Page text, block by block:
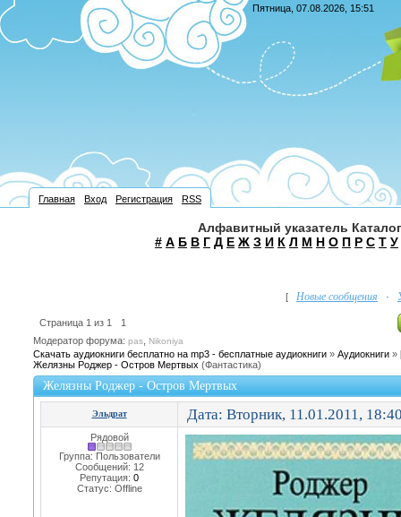
Пятница, 07.08.2026, 15:51
Главная Вход Регистрация RSS
Алфавитный указатель
# А Б В Г Д Е Ж З И К Л М Н О П Р С Т У
[ Новые сообщения ·
Страница 1 из 1
1
Модератор форума: pas Nikoniya
Скачать аудиокниги бесплатно на mp3 - бесплатные аудиокниги » Аудиокниги »
Желязны Роджер - Остров Мертвых (Фантастика)
Желязны Роджер - Остров Мертвых
Эльдрат Дата: Вторник, 11.01.2011,
Рядовой
Группа: Пользователи
Сообщений: 12
Репутация: 0
Статус: Offline